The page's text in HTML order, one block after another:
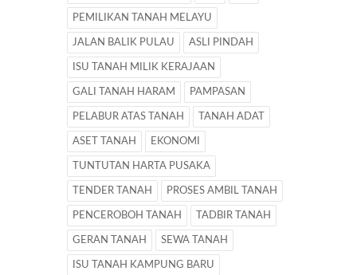
PEMILIKAN TANAH MELAYU
JALAN BALIK PULAU ASLI PINDAH
ISU TANAH MILIK KERAJAAN
GALI TANAH HARAM PAMPASAN
PELABUR ATAS TANAH TANAH ADAT
ASET TANAH EKONOMI
TUNTUTAN HARTA PUSAKA
TENDER TANAH PROSES AMBIL TANAH
PENCEROBOH TANAH TADBIR TANAH
GERAN TANAH SEWA TANAH
ISU TANAH KAMPUNG BARU